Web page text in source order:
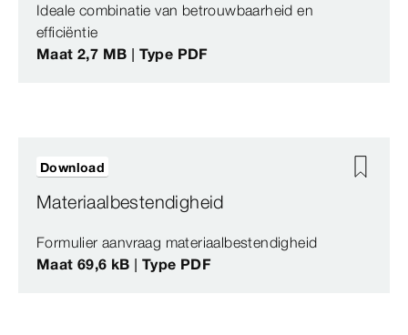
Ideale combinatie van betrouwbaarheid en
efficiëntie
Maat 2,7 MB | Type PDF
Materiaalbestendigheid
Formulier aanvraag materiaalbestendigheid
Maat 69,6 kB | Type PDF
Download